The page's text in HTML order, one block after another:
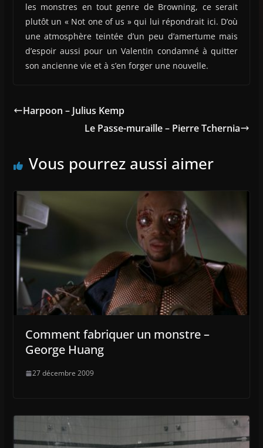
les monstres en tout genre de Browning, ce serait
plutôt un « Not one of us » qui lui répondrait ici. D’où
une atmosphère teintée d’un peu d’amertume mais
d’espoir aussi pour un Valentin condamné à quitter
son ancienne vie et à s’en forger une nouvelle.
Harpoon – Julius Kemp
Le Passe-muraille – Pierre Tchernia
Vous pourrez aussi aimer
Comment fabriquer un monstre –
George Huang
27 décembre 2009